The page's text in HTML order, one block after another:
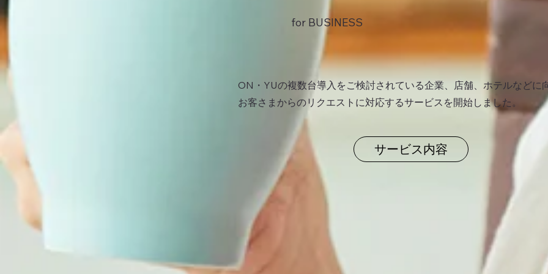
for BUSINESS
ON・YUの複数台導入をご検討されている企業、店舗、ホテルなどに
お客さまからのリクエストに対応するサービスを開始しました。
サービス内容